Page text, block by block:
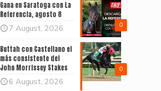
0
Gana en Saratoga con La
Referencia, agosto 8
7 August, 2026
0
Buttah con Castellano el
más consistente del
John Morrissey Stakes
6 August, 2026